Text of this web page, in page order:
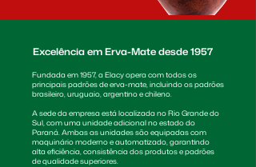
Excelência em Erva-Mate desde 1957
Fundada em 1957, a Elacy opera com todos os
principais padrões de erva-mate, incluindo os padrões
brasileiro, uruguaio, argentino e chileno.
A sede da empresa está localizada no Rio Grande do
Sul, com uma unidade adicional no estado do
Paraná. Ambas as unidades são equipadas com
maquinário moderno e automatizado, garantindo
alta eficiência, consistência dos produtos e padrões
de qualidade superiores.